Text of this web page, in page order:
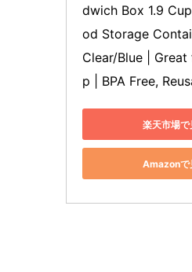
dwich Box 1.9
od Storage
Clear/Blue |
p | BPA Free,
楽天市場で
Amazonで